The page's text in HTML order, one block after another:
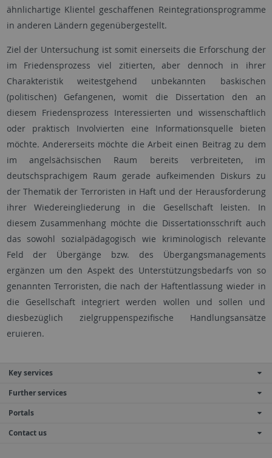
ähnlichartige Klientel geschaffenen Reintegrationsprogramme
in anderen Ländern gegenübergestellt.
Ziel der Untersuchung ist somit einerseits die Erforschung der
im Friedensprozess viel zitierten, aber dennoch in ihrer
Charakteristik weitestgehend unbekannten baskischen
(politischen) Gefangenen, womit die Dissertation den an
diesem Friedensprozess Interessierten und wissenschaftlich
oder praktisch Involvierten eine Informationsquelle bieten
möchte. Andererseits möchte die Arbeit einen Beitrag zu dem
im angelsächsischen Raum bereits verbreiteten, im
deutschsprachigem Raum gerade aufkeimenden Diskurs zu
der Thematik der Terroristen in Haft und der Herausforderung
ihrer Wiedereingliederung in die Gesellschaft leisten. In
diesem Zusammenhang möchte die Dissertationsschrift auch
das sowohl sozialpädagogisch wie kriminologisch relevante
Feld der Übergänge bzw. des Übergangsmanagements
ergänzen um den Aspekt des Unterstützungsbedarfs von so
genannten Terroristen, die nach der Haftentlassung wieder in
die Gesellschaft integriert werden wollen und sollen und
diesbezüglich zielgruppenspezifische Handlungsansätze
eruieren.
Key services
Further services
Portals
Contact us